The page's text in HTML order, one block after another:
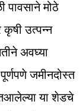
पावसाने मोठे
कृषी उत्पन्न
अवघ्या
जमीनदोस्त
या शेडचे